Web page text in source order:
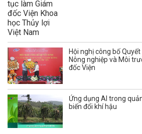
Hội nghị công bố
Nông nghiệp và Môi
đốc Viện
Ứng dụng AI trong
biến đổi khí hậu